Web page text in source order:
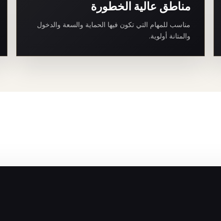
مناطق عالية الخطورة
مناسب للمهام التي تكون فيها الحماية والسعة والدخول
والمتانة أولوية.